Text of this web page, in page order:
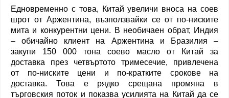
Едновременно с това, Китай увеличи вноса на соев
шрот от Аржентина, възползвайки се от по-ниските
мита и конкурентни цени. В необичаен обрат, Индия
– обичайно клиент на Аржентина и Бразилия –
закупи 150 000 тона соево масло от Китай за
доставка през четвъртото тримесечие, привлечена
от по-ниските цени и по-кратките срокове на
доставка. Това е рядко срещана промяна в
търговския поток и показва усилията на Китай да се